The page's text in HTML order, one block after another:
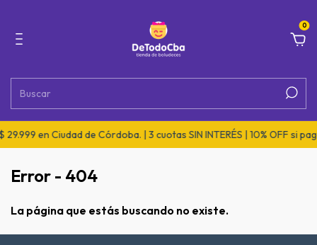
0
29.999 en Ciudad de Córdoba. | 3 cuotas SIN INTERÉS | 10% OFF si
Error - 404
La página que estás buscando no existe.